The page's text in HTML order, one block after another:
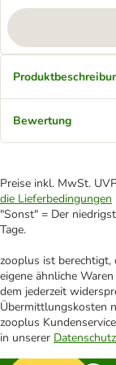
Bewertung
Preise inkl. MwSt.
die Lieferbedingungen
"Sonst" = Der
Tage.
zooplus ist
eigene ähnliche
dem jederzeit
Übermittlungskosten
zooplus
in unserer